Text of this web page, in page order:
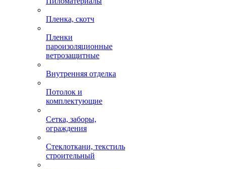
Пленка, скотч
Пленки
пароизоляционные
ветрозащитные
Внутренняя отделка
Потолок и
комплектующие
Сетка, заборы,
ограждения
Стеклоткани, текстиль
строительный